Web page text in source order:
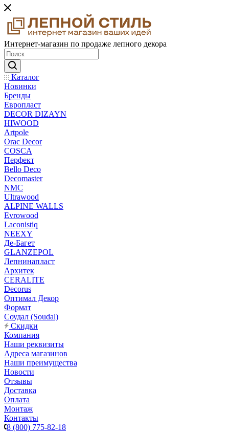
Интернет-магазин по продаже лепного декора
Каталог
Новинки
Бренды
Европласт
DECOR DIZAYN
HIWOOD
Artpole
Orac Decor
COSCA
Перфект
Bello Deco
Decomaster
NMС
Ultrawood
ALPINE WALLS
Evrowood
Laconistiq
NEEXY
Де-Багет
GLANZEPOL
Лепнинапласт
Архитек
CERALITE
Decorus
Оптимал Декор
Формат
Соудал (Soudal)
Скидки
Компания
Наши реквизиты
Адреса магазинов
Наши преимущества
Новости
Отзывы
Доставка
Оплата
Монтаж
Контакты
8 (800) 775-82-18